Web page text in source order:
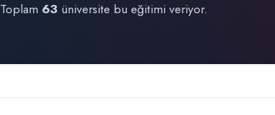
Toplam 63 üniversite bu eğitimi veriyor.